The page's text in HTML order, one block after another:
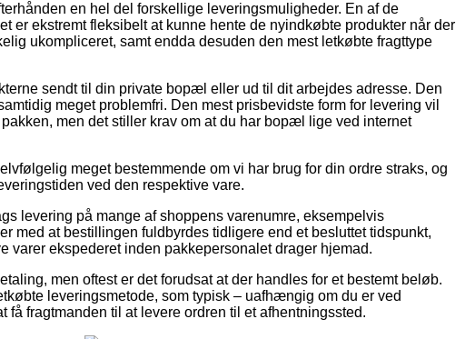
en hel del forskellige leveringsmuligheder. En af de
er ekstremt fleksibelt at kunne hente de nyindkøbte produkter når der
ukompliceret, samt endda desuden den mest letkøbte fragttype
sendt til din private bopæl eller ud til dit arbejdes adresse. Den
meget problemfri. Den mest prisbevidste form for levering vil
men det stiller krav om at du har bopæl lige ved internet
meget bestemmende om vi har brug for din ordre straks, og
ved den respektive vare.
levering på mange af shoppens varenumre, eksempelvis
med at bestillingen fuldbyrdes tidligere end et besluttet tidspunkt,
varer ekspederet inden pakkepersonalet drager hjemad.
men oftest er det forudsat at der handles for et bestemt beløb.
leveringsmetode, som typisk – uafhængig om du er ved
fragtmanden til at levere ordren til et afhentningssted.